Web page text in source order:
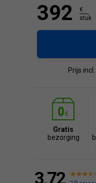
392
€
stuk
Prijs
Gratis
bezorging
3,72